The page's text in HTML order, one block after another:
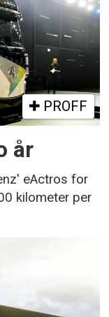
PROFF
år
eActros for
kilometer per